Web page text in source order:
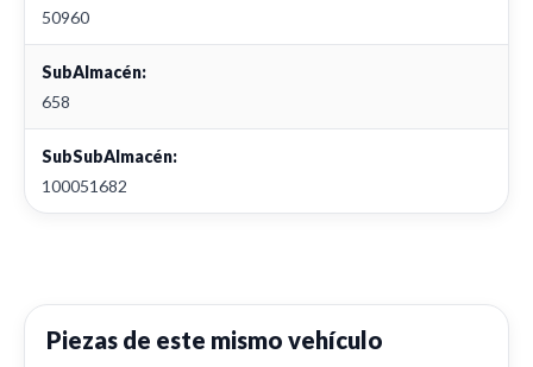
50960
SubAlmacén:
658
SubSubAlmacén:
100051682
Piezas de este mismo vehículo